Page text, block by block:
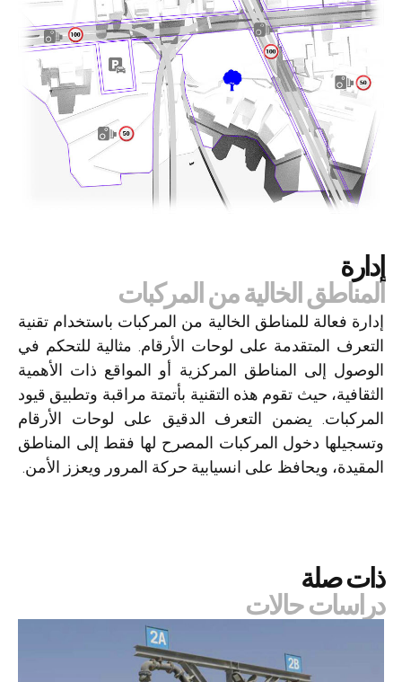
إدارة
المناطق الخالية من المركبات
إدارة فعالة للمناطق الخالية من المركبات باستخدام تقنية
التعرف المتقدمة على لوحات الأرقام. مثالية للتحكم في
الوصول إلى المناطق المركزية أو المواقع ذات الأهمية
الثقافية، حيث تقوم هذه التقنية بأتمتة مراقبة وتطبيق قيود
المركبات. يضمن التعرف الدقيق على لوحات الأرقام
وتسجيلها دخول المركبات المصرح لها فقط إلى المناطق
المقيدة، ويحافظ على انسيابية حركة المرور ويعزز الأمن.
ذات صلة
دراسات حالات